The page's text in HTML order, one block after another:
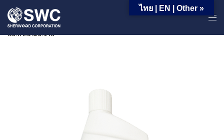
หน้าหลัก | ผลิตภัณฑ์ | ผลิตภัณฑ์สำหรับใช้ครัวเรือน | ผลิตภัณฑ์น้ำยาล้างจาน
และทำความสะอาด
ไทย | EN | Other »